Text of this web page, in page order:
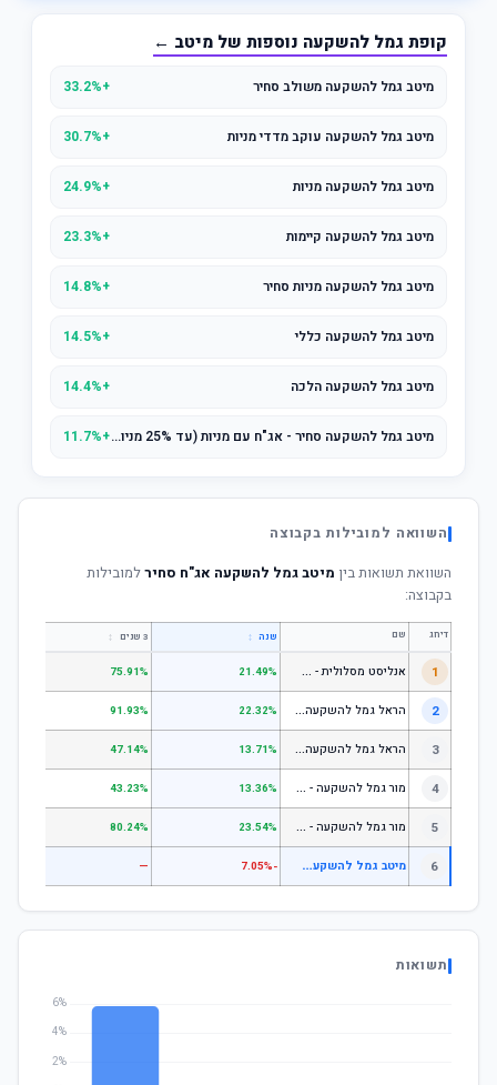
קופת גמל להשקעה נוספות של מיטב ←
מיטב גמל להשקעה משולב סחיר +33.2%
מיטב גמל להשקעה עוקב מדדי מניות +30.7%
מיטב גמל להשקעה מניות +24.9%
מיטב גמל להשקעה קיימות +23.3%
מיטב גמל להשקעה מניות סחיר +14.8%
מיטב גמל להשקעה כללי +14.5%
מיטב גמל להשקעה הלכה +14.4%
מיטב גמל להשקעה סחיר - אג"ח עם מניות (עד 25% מניות)+11.7%
השוואה למובילות בקבוצה
השוואת תשואות בין מיטב גמל להשקעה אג"ח סחירלמובילות
בקבוצה:
דירוג שם שנה ↕ 3 שנים ↕
1 א
נליסט מסלולית - קופת גמל להשקעה מניות 21.49%
75.91%
2 ה
ראל גמל להשקעה מניות 22.32%
91.93%
3 ה
ראל גמל להשקעה כללי 13.71%
47.14%
4 מ
ור גמל להשקעה - כללי 13.36%
43.23%
5 מ
ור גמל להשקעה - מניות 23.54%
80.24%
6 מ
יטב גמל להשקעה אג"ח סחיר -7.05%
—
תשואות